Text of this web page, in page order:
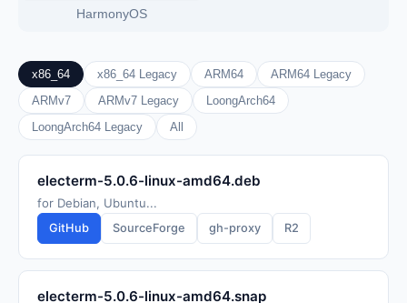
HarmonyOS
x86_64 x86_64 Legacy ARM64
ARM64 Legacy
ARMv7
ARMv7 Legacy
LoongArch64
LoongArch64 Legacy
All
electerm-5.0.6-linux-amd64.deb
for Debian, Ubuntu...
GitHub SourceForge gh-proxy R2
electerm-5.0.6-linux-amd64.snap